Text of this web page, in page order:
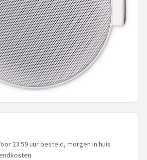
23:59 uur besteld, morgen in huis